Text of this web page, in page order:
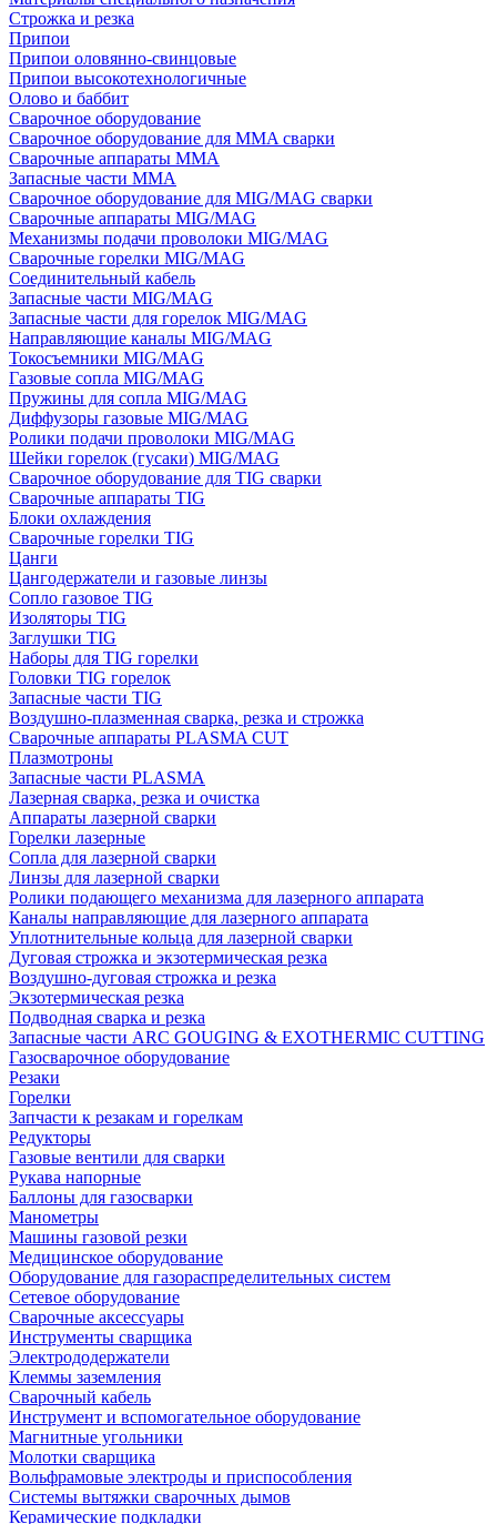
Строжка и резка
Припои
Припои оловянно-свинцовые
Припои высокотехнологичные
Олово и баббит
Сварочное оборудование
Сварочное оборудование для MMA сварки
Сварочные аппараты MMA
Запасные части MMA
Сварочное оборудование для MIG/MAG сварки
Сварочные аппараты MIG/MAG
Механизмы подачи проволоки MIG/MAG
Сварочные горелки MIG/MAG
Соединительный кабель
Запасные части MIG/MAG
Запасные части для горелок MIG/MAG
Направляющие каналы MIG/MAG
Токосъемники MIG/MAG
Газовые сопла MIG/MAG
Пружины для сопла MIG/MAG
Диффузоры газовые MIG/MAG
Ролики подачи проволоки MIG/MAG
Шейки горелок (гусаки) MIG/MAG
Сварочное оборудование для TIG сварки
Сварочные аппараты TIG
Блоки охлаждения
Сварочные горелки TIG
Цанги
Цангодержатели и газовые линзы
Сопло газовое TIG
Изоляторы TIG
Заглушки TIG
Наборы для TIG горелки
Головки TIG горелок
Запасные части TIG
Воздушно-плазменная сварка, резка и строжка
Сварочные аппараты PLASMA CUT
Плазмотроны
Запасные части PLASMA
Лазерная сварка, резка и очистка
Аппараты лазерной сварки
Горелки лазерные
Сопла для лазерной сварки
Линзы для лазерной сварки
Ролики подающего механизма для лазерного аппарата
Каналы направляющие для лазерного аппарата
Уплотнительные кольца для лазерной сварки
Дуговая строжка и экзотермическая резка
Воздушно-дуговая строжка и резка
Экзотермическая резка
Подводная сварка и резка
Запасные части ARC GOUGING & EXOTHERMIC CUTTING
Газосварочное оборудование
Резаки
Горелки
Запчасти к резакам и горелкам
Редукторы
Газовые вентили для сварки
Рукава напорные
Баллоны для газосварки
Манометры
Машины газовой резки
Медицинское оборудование
Оборудование для газораспределительных систем
Сетевое оборудование
Сварочные аксессуары
Инструменты сварщика
Электрододержатели
Клеммы заземления
Сварочный кабель
Инструмент и вспомогательное оборудование
Магнитные угольники
Молотки сварщика
Вольфрамовые электроды и приспособления
Системы вытяжки сварочных дымов
Керамические подкладки